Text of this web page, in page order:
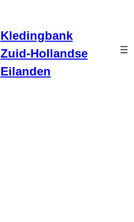
Kledingbank
Zuid-Hollandse
Eilanden